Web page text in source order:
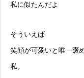
私に似たんだよ
そういえば
笑顔が可愛いと唯一褒
私。